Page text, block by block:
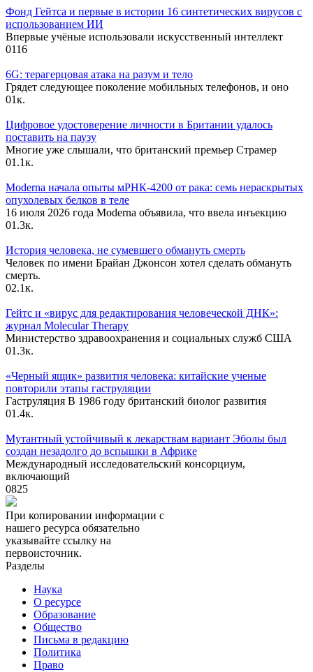
Фонд Гейтса и первые в истории 16 синтетических вирусов с
использованием ИИ
Впервые учёные использовали искусственный интеллект
0116
6G: терагерцовая атака на разум и тело
Грядет следующее поколение мобильных телефонов, и оно
01к.
Цифровое удостоверение личности в Британии удалось
поставить на паузу
Многие уже слышали, что британский премьер Страмер
01.1к.
Moderna начала опыты мРНК-4200 от рака: семь нераскрытых
опухолевых белков в теле
16 июля 2026 года Moderna объявила, что ввела инъекцию
01.3к.
История человека, не сумевшего обмануть смерть
Человек по имени Брайан Джонсон хотел сделать обмануть
смерть.
02.1к.
Гейтс и «вирус для редактирования человеческой ДНК»:
журнал Molecular Therapy
Министерство здравоохранения и социальных служб США
01.3к.
«Черный ящик» развития человека: китайские ученые
повторили этапы гаструляции
Гаструляция В 1986 году британский биолог развития
01.4к.
Мутантный устойчивый к лекарствам вариант Эболы был
создан незадолго до вспышки в Африке
Международный исследовательский консорциум,
включающий
0825
При копировании информации с
нашего ресурса обязательно
указывайте ссылку на
первоисточник.
Разделы
Наука
О ресурсе
Образование
Общество
Письма в редакцию
Политика
Право